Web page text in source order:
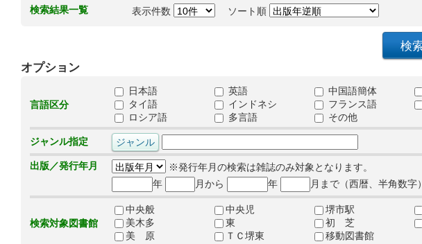
検索結果一覧 表示件数 ソート順
オプション
言語区分
日本語 英語 中国語簡体
タイ語
インドネシ フランス語
ロシア語
多言語 その他
ジャンル指定
出版／発行年月
※発行年月の検索は雑誌のみ対象となります。
年
月から 年 月まで（西暦、半角数字）
検索対象図書館
中央般 中央児 堺市駅
美木多
東 初 芝
美 原
ＴＣ堺東 移動図書館